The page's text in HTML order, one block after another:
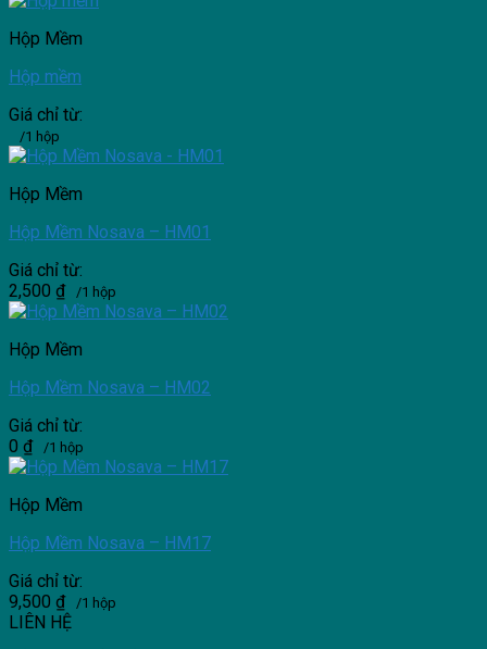
Hộp Mềm
Hộp mềm
Giá chỉ từ:
/1 hộp
Hộp Mềm
Hộp Mềm Nosava – HM01
Giá chỉ từ:
2,500 ₫ /1 hộp
Hộp Mềm
Hộp Mềm Nosava – HM02
Giá chỉ từ:
0 ₫ /1 hộp
Hộp Mềm
Hộp Mềm Nosava – HM17
Giá chỉ từ:
9,500 ₫ /1 hộp
LIÊN HỆ